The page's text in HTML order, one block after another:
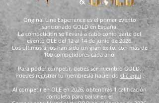
Original Line Experience es el primer evento
sancionado GOLD en España.
La competición se llevará a cabo como parte del
evento OLE del 12 al 14 de junio de 2026.
Los últimos años han sido un gran éxito, con más de
100 competidores cada año.
Para poder competir, debes ser miembro GOLD.
Puedes registrar tu membresía haciendo clic aquí.
Al competir en OLE en 2026, obtendrás 1 calificación
completa para bailar en el